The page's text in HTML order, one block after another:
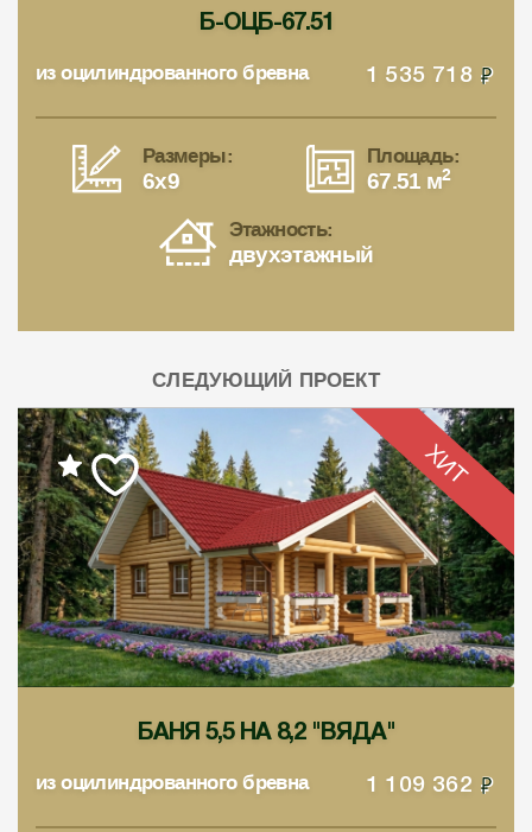
Б-ОЦБ-67.51
из оцилиндрованного бревна 1 535 718
Размеры:
6x9
Площадь:
67.51 м2
Этажность:
двухэтажный
СЛЕДУЮЩИЙ ПРОЕКТ
ХИТ
БАНЯ 5,5 НА 8,2 "ВЯДА"
из оцилиндрованного бревна 1 109 362